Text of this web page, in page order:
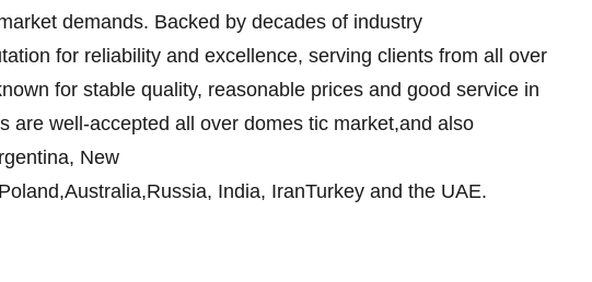
demands. Backed by decades of industry
for reliability and excellence, serving clients from all over
for stable quality, reasonable prices and good service in
are well-accepted all over domes tic market,and also
New
India, IranTurkey and the UAE.